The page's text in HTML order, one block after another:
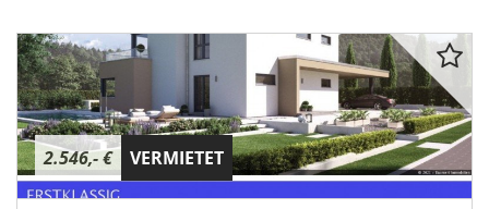
2.546,- € VERMIETET